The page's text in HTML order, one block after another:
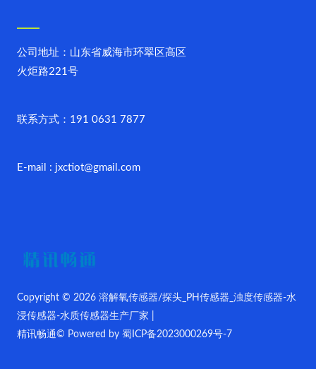
Copyright © 2026 溶解氧传感器/探头_PH传感器_浊度传感器-水
浸传感器-水质传感器生产厂家 |
精讯畅通© Powered by 蜀ICP备2023000269号-7
公司地址：山东省威海市环翠区高区
火炬路221号
联系方式：191 0631 7877
E-mail : jxctiot@gmail.com